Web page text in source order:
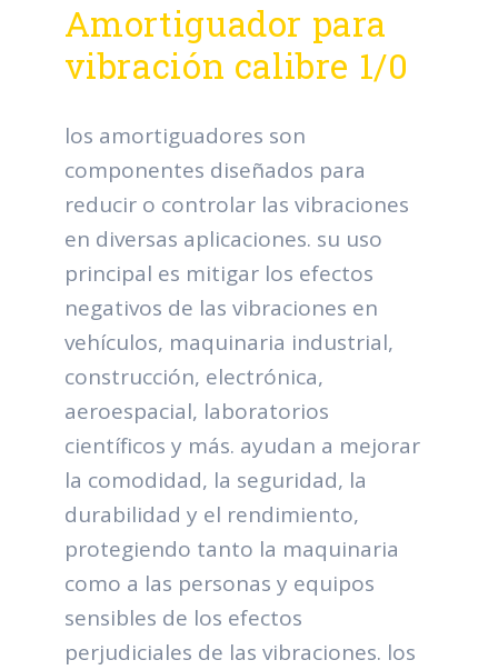
Amortiguador para
vibración calibre 1/0
los amortiguadores son
componentes diseñados para
reducir o controlar las vibraciones
en diversas aplicaciones. su uso
principal es mitigar los efectos
negativos de las vibraciones en
vehículos, maquinaria industrial,
construcción, electrónica,
aeroespacial, laboratorios
científicos y más. ayudan a mejorar
la comodidad, la seguridad, la
durabilidad y el rendimiento,
protegiendo tanto la maquinaria
como a las personas y equipos
sensibles de los efectos
perjudiciales de las vibraciones. los